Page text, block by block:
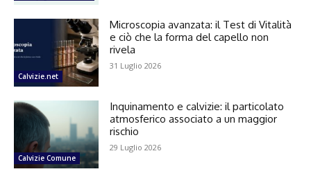
Calvizie.net
Microscopia avanzata: il Test di Vitalità
e ciò che la forma del capello non
rivela
31 Luglio 2026
Calvizie Comune
Inquinamento e calvizie: il particolato
atmosferico associato a un maggior
rischio
29 Luglio 2026